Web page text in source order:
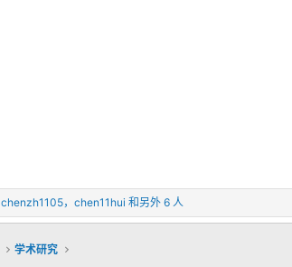
chenzh1105， chen11hui 和另外 6 人
学术研究